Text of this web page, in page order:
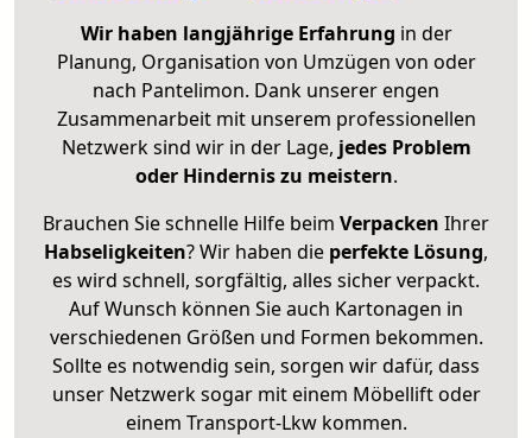
Wir haben langjährige Erfahrung in der
Planung, Organisation von Umzügen von oder
nach Pantelimon. Dank unserer engen
Zusammenarbeit mit unserem professionellen
Netzwerk sind wir in der Lage, jedes Problem
oder Hindernis zu meistern.
Brauchen Sie schnelle Hilfe beim Verpacken Ihrer
Habseligkeiten? Wir haben die perfekte Lösung,
es wird schnell, sorgfältig, alles sicher verpackt.
Auf Wunsch können Sie auch Kartonagen in
verschiedenen Größen und Formen bekommen.
Sollte es notwendig sein, sorgen wir dafür, dass
unser Netzwerk sogar mit einem Möbellift oder
einem Transport-Lkw kommen.